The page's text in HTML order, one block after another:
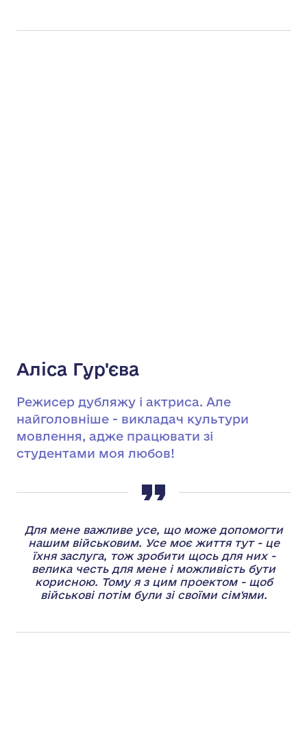
Аліса Гур'єва
Режисер дубляжу і актриса. Але
найголовніше - викладач культури
мовлення, адже працювати зі
студентами моя любов!
Для мене важливе усе, що може допомогти
нашим військовим. Усе моє життя тут - це
їхня заслуга, тож зробити щось для них -
велика честь для мене і можливість бути
корисною. Тому я з цим проектом - щоб
військові потім були зі своїми сім'ями.